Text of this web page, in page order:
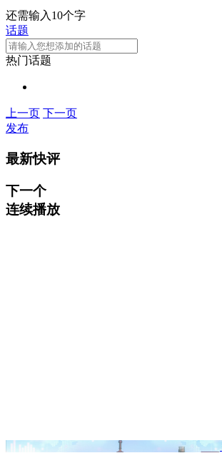
还需输入10个字
话题
热门话题
上一页 下一页
发布
最新快评
下一个
连续播放